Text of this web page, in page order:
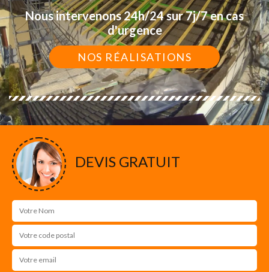
Nous intervenons 24h/24 sur 7j/7 en cas
d'urgence
NOS RÉALISATIONS
DEVIS GRATUIT